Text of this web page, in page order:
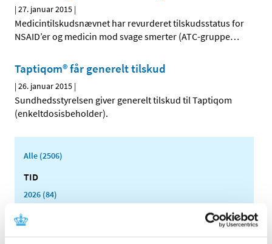
|27. januar 2015 |
Medicintilskudsnævnet har revurderet tilskudsstatus for
NSAID’er og medicin mod svage smerter (ATC-gruppe…
Taptiqom® får generelt tilskud
|26. januar 2015 |
Sundhedsstyrelsen giver generelt tilskud til Taptiqom
(enkeltdosisbeholder).
Alle (2506)
TID
2026 (84)
2024 (224)